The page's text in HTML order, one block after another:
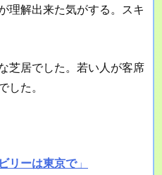
理解出来た気がする。スキ
芝居でした。若い人が客席
した。
リーは東京で」